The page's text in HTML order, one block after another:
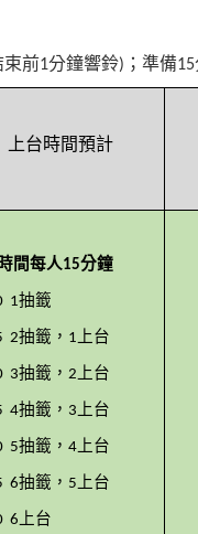
束前1分鐘響鈴) ；準備15
上台時間預計
間每人15分鐘
1抽籤
2抽籤， 1 上台
3抽籤， 2 上台
4抽籤， 3 上台
5抽籤，4 上台
6抽籤， 5 上台
6 上台